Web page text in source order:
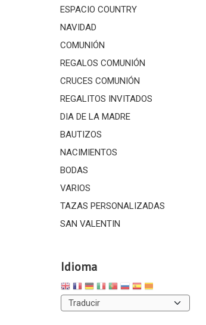
ESPACIO COUNTRY
NAVIDAD
COMUNIÓN
REGALOS COMUNIÓN
CRUCES COMUNIÓN
REGALITOS INVITADOS
DIA DE LA MADRE
BAUTIZOS
NACIMIENTOS
BODAS
VARIOS
TAZAS PERSONALIZADAS
SAN VALENTIN
Idioma